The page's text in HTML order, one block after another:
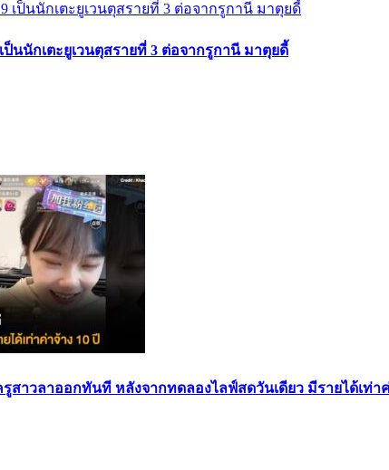
ป็นนักเตะยูเวนตุสรายที่ 3 ต่อจากรูกานี มาตุยดี้
สาวลาออกทันที หลังจากทดลองไลฟ์สดวันเดียว มีรายได้เท่า